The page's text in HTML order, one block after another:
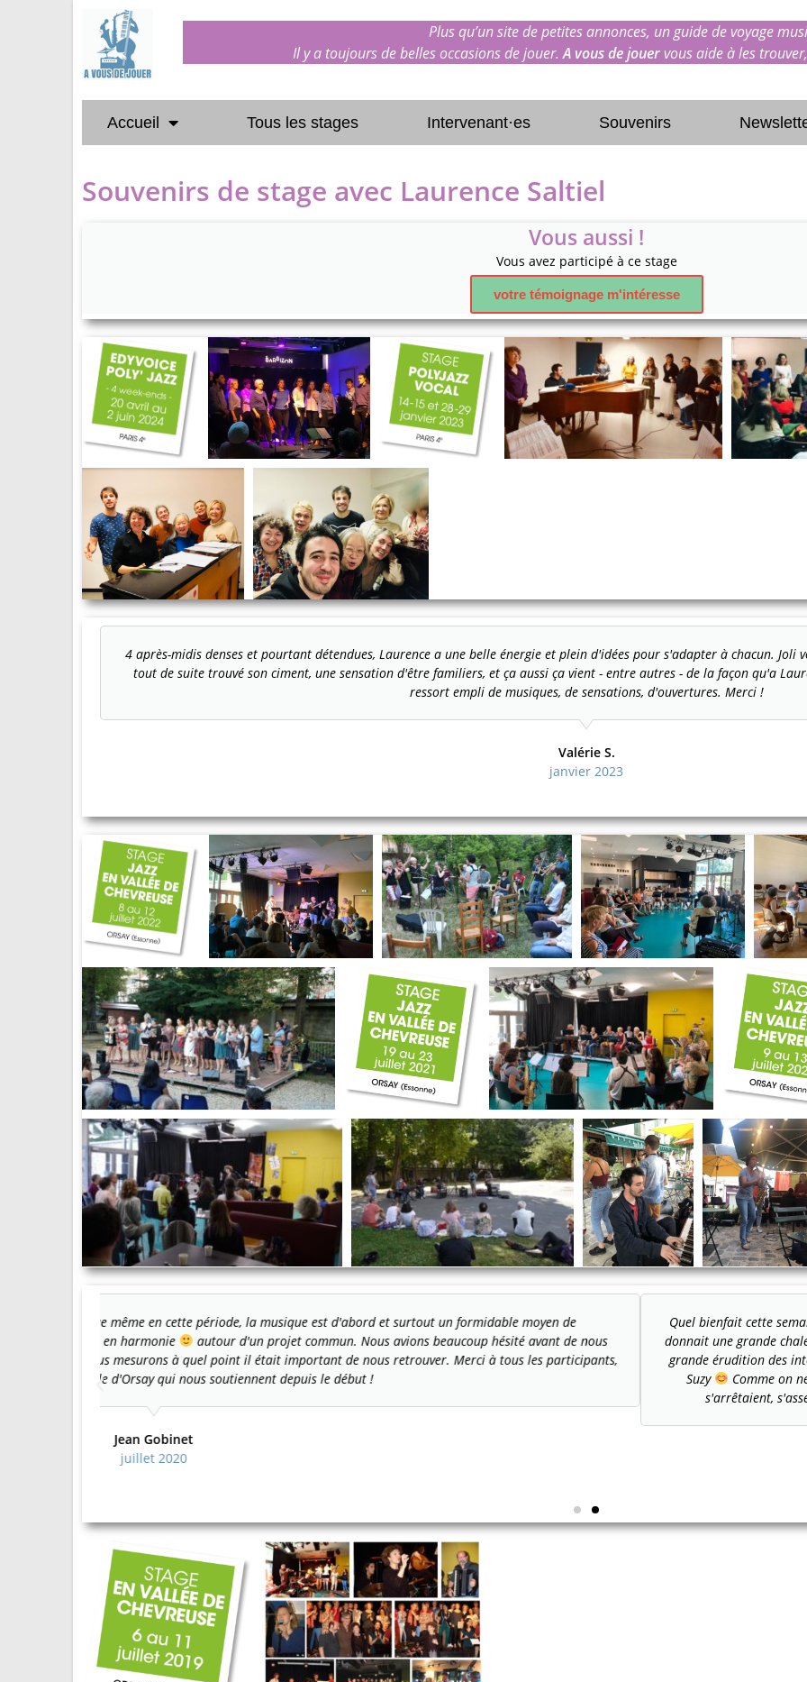
Plus qu’un site de petites annonces, un guide de voyage
Il y a toujours de belles occasions de jouer.A vous de jouervous aide à les
Accueil Tous les stages Intervenant·es Souvenirs
Souvenirs de stage avec Laurence Saltiel
Vous aussi !
Vous avez participé à ce stage
votre témoignage m'intéresse
4 après-midis denses et pourtant détendues, Laurence a une belle énergie et plein d'idées pour s'adapter à chacun. Joli
tout de suite trouvé son ciment, une sensation d'être familiers, et ça aussi ça vient - entre autres - de la façon qu'a
ressort empli de musiques, de sensations, d'ouvertures. Merci !
Valérie S.
janvier 2023
Quel bienfait cette semaine de musique en Vallée de Chevreuse ! Ambiance toujours aussi sympa. On sentait que les
donnait une grande chaleur dans les relations humaines. Quel plaisir de retrouver de vrais gens et de se reconnecter en
grande érudition des intervenants et leur générosité à nous la faire partager. Un grand MERCI à Laurence et à Jean,
Suzy
Comme on ne pouvait pas faire les jams dans les cafés comme les autres années, on les a fait dans le parc
s'arrêtaient, s'asseyaient dans la pelouse, entre amis ou avec les enfants. Tout était apaisé. De quoi recharger